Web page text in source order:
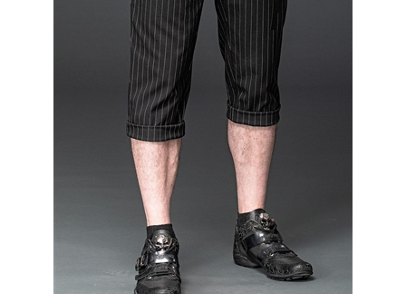
Plus Size
Store Leipzig
Accessoires
Sale
Gutscheine